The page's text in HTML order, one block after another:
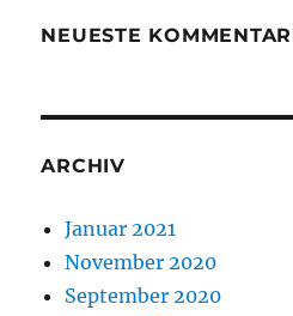
NEUESTE
ARCHIV
Januar 2021
November 2020
September 2020